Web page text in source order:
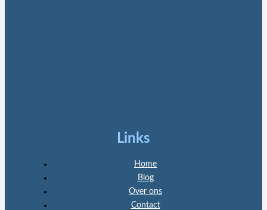
Links
Home
Blog
Over ons
Contact